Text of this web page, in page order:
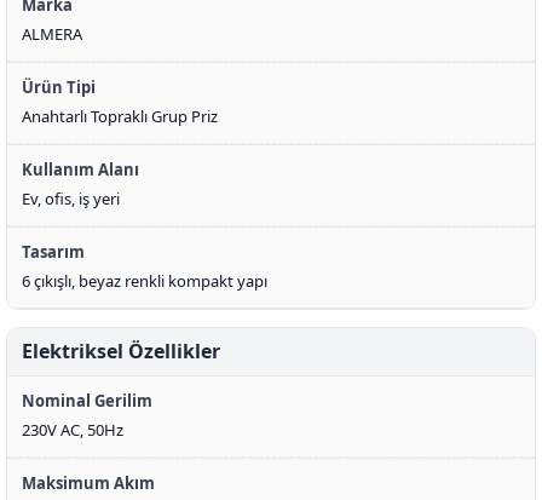
Marka
ALMERA
Ürün Tipi
Anahtarlı Topraklı Grup Priz
Kullanım Alanı
Ev, ofis, iş yeri
Tasarım
6 çıkışlı, beyaz renkli kompakt yapı
Elektriksel Özellikler
Nominal Gerilim
230V AC, 50Hz
Maksimum Akım